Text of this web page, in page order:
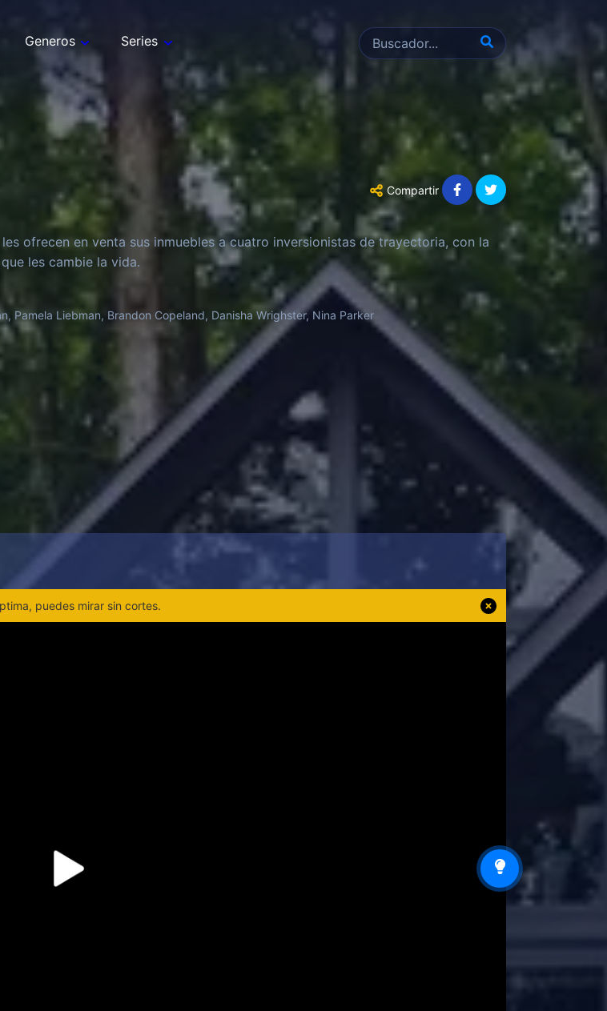
Generos Series
Compartir
ofrecen en venta sus inmuebles a cuatro inversionistas de trayectoria, con la
les cambie la vida.
Pamela Liebman, Brandon Copeland, Danisha Wrighster, Nina Parker
puedes mirar sin cortes.